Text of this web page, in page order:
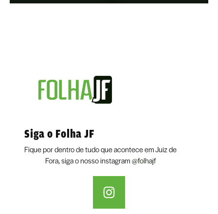
Siga o Folha JF
Fique por dentro de tudo que acontece em Juiz de
Fora, siga o nosso instagram@folhajf